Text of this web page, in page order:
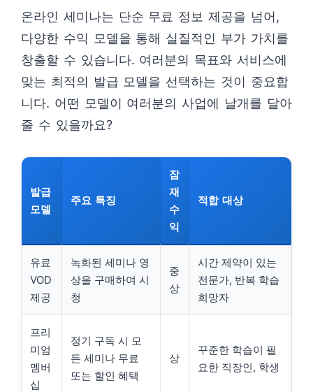
온라인 세미나는 단순 무료 정보 제공을 넘어,
다양한 수익 모델을 통해 실질적인 부가 가치를
창출할 수 있습니다. 여러분의 목표와 서비스에
맞는 최적의 발급 모델을 선택하는 것이 중요합
니다. 어떤 모델이 여러분의 사업에 날개를 달아
줄 수 있을까요?
발급
모델
주요 특징
잠
재
수
익
적합 대상
유료
VOD
제공
녹화된 세미나 영
상을 구매하여 시
청
중
상
시간 제약이 있는
전문가, 반복 학습
희망자
프리
미엄
멤버
십
정기 구독 시 모
든 세미나 무료
또는 할인 혜택
상
꾸준한 학습이 필
요한 직장인, 학생